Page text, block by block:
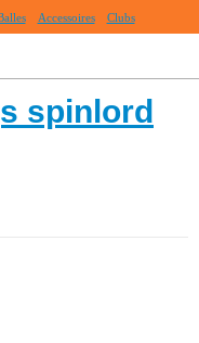
Accessoires Clubs
spinlord